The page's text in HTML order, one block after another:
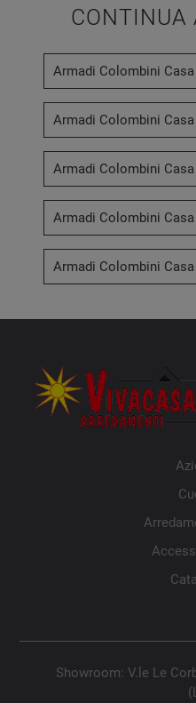
CONTINUA
Armadi Colombini Casa
Armadi Colombini
Armadi Colombini
Armadi Colombini
Armadi Colombini
Showroom: V.le Le